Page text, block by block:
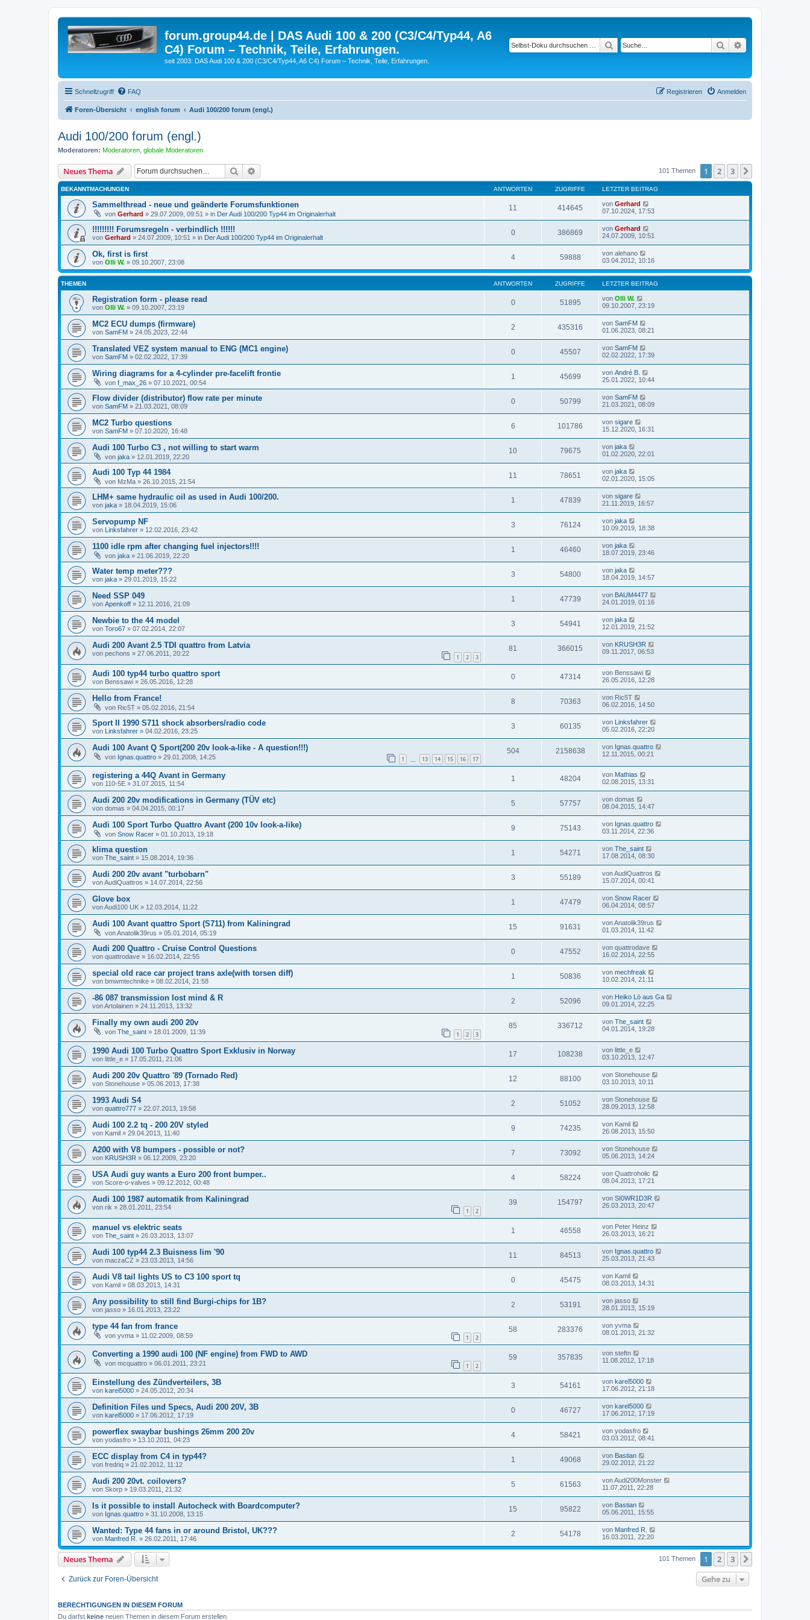
forum.group44.de | DAS Audi 100 & 200 (C3/C4/Typ44, A6
C4) Forum – Technik, Teile, Erfahrungen.
seit 2003: DAS Audi 100 & 200 (C3/C4/Typ44, A6 C4) Forum – Technik, Teile, Erfahrungen.
Suche
Suchen
Schnellzugriff FAQ Anmelden
Registrieren
Foren-Übersicht english forum Audi 100/200 forum (engl.)
Audi 100/200 forum (engl.)
Moderatoren: Moderatoren globale Moderatoren
Neues Thema Suche 101 Themen 1 2 3
BEKANNTMACHUNGEN ANTWORTEN ZUGRIFFE LETZTER BEITRAG
Sammelthread - neue und geänderte Forumsfunktionen
von Gerhard » 29.07.2009, 09:51 » in Der Audi 100/200 Typ44 im Originalerhalt
11 414645 von Gerhard
07.10.2024, 17:53
!!!!!!!!! Forumsregeln - verbindlich !!!!!!
von Gerhard » 24.07.2009, 10:51 » in Der Audi 100/200 Typ44 im Originalerhalt
0 386869 von Gerhard
24.07.2009, 10:51
Ok, first is first
von Olli W. » 09.10.2007, 23:08
4 59888 von alehano
03.04.2012, 10:16
THEMEN ANTWORTEN ZUGRIFFE LETZTER BEITRAG
Registration form - please read
von Olli W. » 09.10.2007, 23:19
0 51895 von Olli W.
09.10.2007, 23:19
MC2 ECU dumps (firmware)
von SamFM » 24.05.2023, 22:44
2 435316 von SamFM
01.06.2023, 08:21
Translated VEZ system manual to ENG (MC1 engine)
von SamFM » 02.02.2022, 17:39
0 45507 von SamFM
02.02.2022, 17:39
Wiring diagrams for a 4-cylinder pre-facelift frontie
von f_max_26 » 07.10.2021, 00:54
1 45699 von André B.
25.01.2022, 10:44
Flow divider (distributor) flow rate per minute
von SamFM » 21.03.2021, 08:09
0 50799 von SamFM
21.03.2021, 08:09
MC2 Turbo questions
von SamFM » 07.10.2020, 16:48
6 101786 von sigare
15.12.2020, 16:31
Audi 100 Turbo C3 , not willing to start warm
von jaka » 12.01.2019, 22:20
10 79675 von jaka
01.02.2020, 22:01
Audi 100 Typ 44 1984
von MzMa » 26.10.2015, 21:54
11 78651 von jaka
02.01.2020, 15:05
LHM+ same hydraulic oil as used in Audi 100/200.
von jaka » 18.04.2019, 15:06
1 47839 von sigare
21.11.2019, 16:57
Servopump NF
von Linksfahrer » 12.02.2016, 23:42
3 76124 von jaka
10.09.2019, 18:38
1100 idle rpm after changing fuel injectors!!!!
von jaka » 21.06.2019, 22:20
1 46460 von jaka
18.07.2019, 23:46
Water temp meter???
von jaka » 29.01.2019, 15:22
3 54800 von jaka
18.04.2019, 14:57
Need SSP 049
von Apenkoff » 12.11.2016, 21:09
1 47739 von BAUM4477
24.01.2019, 01:16
Newbie to the 44 model
von Toro67 » 07.02.2014, 22:07
3 54941 von jaka
12.01.2019, 21:52
Audi 200 Avant 2.5 TDI quattro from Latvia
von pechons » 27.06.2011, 20:22 1 2 3
81 366015 von KRUSH3R
09.11.2017, 06:53
Audi 100 typ44 turbo quattro sport
von Benssawi » 26.05.2016, 12:28
0 47314 von Benssawi
26.05.2016, 12:28
Hello from France!
von Ric5T » 05.02.2016, 21:54
8 70363 von Ric5T
06.02.2016, 14:50
Sport II 1990 S711 shock absorbers/radio code
von Linksfahrer » 04.02.2016, 23:25
3 60135 von Linksfahrer
05.02.2016, 22:20
Audi 100 Avant Q Sport(200 20v look-a-like - A question!!!)
von Ignas.quattro » 29.01.2008, 14:25 1 13 14 15 16 17
504 2158638 von Ignas.quattro
12.11.2015, 00:21
registering a 44Q Avant in Germany
von 110-5E » 31.07.2015, 11:54
1 48204 von Mathias
02.08.2015, 13:31
Audi 200 20v modifications in Germany (TÜV etc)
von domas » 04.04.2015, 00:17
5 57757 von domas
08.04.2015, 14:47
Audi 100 Sport Turbo Quattro Avant (200 10v look-a-like)
von Snow Racer » 01.10.2013, 19:18
9 75143 von Ignas.quattro
03.11.2014, 22:36
klima question
von The_saint » 15.08.2014, 19:36
1 54271 von The_saint
17.08.2014, 08:30
Audi 200 20v avant "turbobarn"
vonAudiQuattros » 14.07.2014, 22:56
3 55189 vonAudiQuattros
15.07.2014, 00:41
Glove box
vonAudi100 UK » 12.03.2014, 11:22
1 47479 von Snow Racer
06.04.2014, 08:57
Audi 100 Avant quattro Sport (S711) from Kaliningrad
vonAnatolik39rus » 05.01.2014, 05:19
15 91631 vonAnatolik39rus
01.03.2014, 11:42
Audi 200 Quattro - Cruise Control Questions
von quattrodave » 16.02.2014, 22:55
0 47552 von quattrodave
16.02.2014, 22:55
special old race car project trans axle(with torsen diff)
von bmwmtechnike » 08.02.2014, 21:58
1 50836 von mechfreak
10.02.2014, 21:11
-86 087 transmission lost mind & R
vonArtolainen » 24.11.2013, 13:32
2 52096 von Heiko Lö aus Ga
09.01.2014, 22:25
Finally my own audi 200 20v
von The_saint » 18.01.2009, 11:39 1 2 3
85 336712 von The_saint
04.01.2014, 19:28
1990 Audi 100 Turbo Quattro Sport Exklusiv in Norway
von little_e » 17.05.2011, 21:06
17 108238 von little_e
03.10.2013, 12:47
Audi 200 20v Quattro '89 (Tornado Red)
von Stonehouse » 05.06.2013, 17:38
12 88100 von Stonehouse
03.10.2013, 10:11
1993 Audi S4
von quattro777 » 22.07.2013, 19:58
2 51052 von Stonehouse
28.09.2013, 12:58
Audi 100 2.2 tq - 200 20V styled
von Kamil » 29.04.2013, 11:40
9 74235 von Kamil
26.08.2013, 15:50
A200 with V8 bumpers - possible or not?
von KRUSH3R » 06.12.2009, 23:20
7 73092 von Stonehouse
05.06.2013, 14:24
USA Audi guy wants a Euro 200 front bumper..
von Score-o-valves » 09.12.2012, 00:48
4 58224 von Quattroholic
08.04.2013, 17:21
Audi 100 1987 automatik from Kaliningrad
von rik » 28.01.2011, 23:54 1 2
39 154797 von SI0WR1D3R
26.03.2013, 20:47
manuel vs elektric seats
von The_saint » 26.03.2013, 13:07
1 46558 von Peter Heinz
26.03.2013, 16:21
Audi 100 typ44 2.3 Buisness lim '90
von maczaCZ » 23.03.2013, 14:56
11 84513 von Ignas.quattro
25.03.2013, 21:43
Audi V8 tail lights US to C3 100 sport tq
von Kamil » 08.03.2013, 14:31
0 45475 von Kamil
08.03.2013, 14:31
Any possibility to still find Burgi-chips for 1B?
von jasso » 16.01.2013, 23:22
2 53191 von jasso
28.01.2013, 15:19
type 44 fan from france
von yvma » 11.02.2009, 08:59 1 2
58 283376 von yvma
08.01.2013, 21:32
Converting a 1990 audi 100 (NF engine) from FWD to AWD
von mcquattro » 06.01.2011, 23:21 1 2
59 357835 von steftn
11.08.2012, 17:18
Einstellung des Zündverteilers, 3B
von karel5000 » 24.05.2012, 20:34
3 54161 von karel5000
17.06.2012, 21:18
Definition Files und Specs, Audi 200 20V, 3B
von karel5000 » 17.06.2012, 17:19
0 46727 von karel5000
17.06.2012, 17:19
powerflex swaybar bushings 26mm 200 20v
von yodasfro » 13.10.2011, 04:23
4 58421 von yodasfro
03.03.2012, 08:41
ECC display from C4 in typ44?
von fredriq » 21.02.2012, 11:12
1 49068 von Bastian
29.02.2012, 21:22
Audi 200 20vt. coilovers?
von Skorp » 19.03.2011, 21:32
5 61563 vonAudi200Monster
11.07.2011, 22:28
Is it possible to install Autocheck with Boardcomputer?
von Ignas.quattro » 31.10.2008, 13:15
15 95822 von Bastian
05.06.2011, 15:55
Wanted: Type 44 fans in or around Bristol, UK???
von Manfred R. » 26.02.2011, 17:46
2 54178 von Manfred R.
16.03.2011, 22:20
Neues Thema 101 Themen 1 2 3
Zurück zur Foren-Übersicht Gehe zu
BERECHTIGUNGEN IN DIESEM FORUM
Du darfst keine neuen Themen in diesem Forum erstellen.